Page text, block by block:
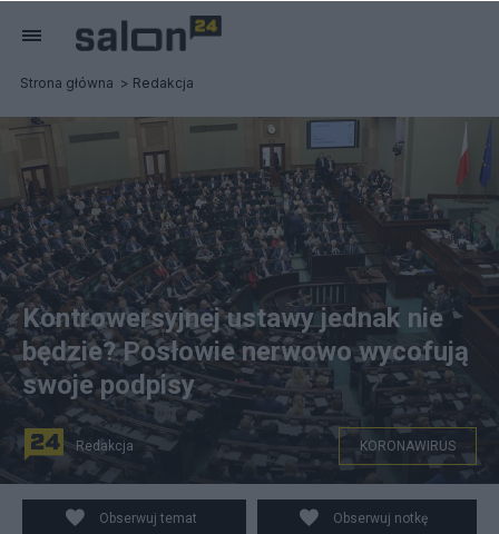
Strona główna Redakcja
fot. Krzysztof Białoskórski
Kontrowersyjnej ustawy jednak nie
będzie? Posłowie nerwowo wycofują
swoje podpisy
Redakcja KORONAWIRUS
Obserwuj temat Obserwuj notkę